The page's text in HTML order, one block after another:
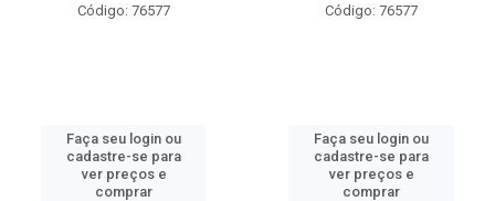
Código: 76577
Faça seu login ou
cadastre-se para
ver preços e
comprar
Código: 76577
Faça seu login ou
cadastre-se para
ver preços e
comprar